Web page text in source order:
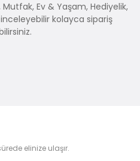
Ev & Yaşam, Hediyelik,
kolayca sipariş
elinize ulaşır.